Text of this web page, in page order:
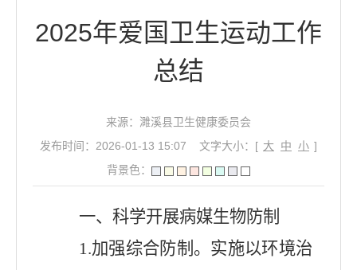
2025年爱国卫生运动工作
总结
来源：濉溪县卫生健康委员会
发布时间：2026-01-13 15:07
文字大小：[ 大 中 小 ]
背景色：
一、 科学开展病媒生物防制
1.加强综合防制。实施以环境治